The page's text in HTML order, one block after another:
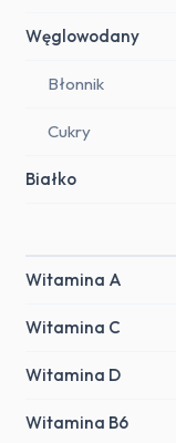
Węglowodany
Błonnik
Cukry
Białko
Witamina A
Witamina C
Witamina D
Witamina B6